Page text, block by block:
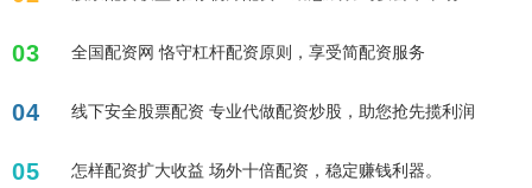
03 全国配资网 恪守杠杆配资原则，享受简配资服务
04 线下安全股票配资 专业代做配资炒股，助您抢先揽利润
05 怎样配资扩大收益 场外十倍配资，稳定赚钱利器。